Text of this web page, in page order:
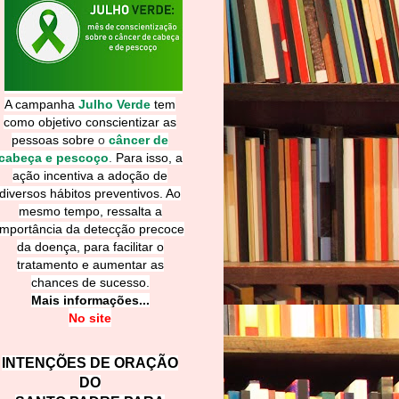
A campanha Julho Verde tem
como objetivo conscientizar as
pessoas sobre o câncer de
e pescoço
Para isso, a
ação incentiva a adoção de
diversos hábitos preventivos. Ao
mesmo tempo, ressalta a
da detecção precoce
da doença, para facilitar o
tratamento e aumentar as
chances de sucesso.
Mais informações...
No site
INTENÇÕES DE ORAÇÃO
DO